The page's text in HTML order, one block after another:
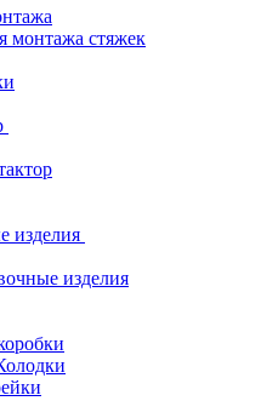
монтажа стяжек
изделия
изделия